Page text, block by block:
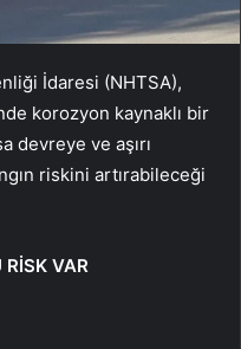
İdaresi (NHTSA),
korozyon kaynaklı bir
devreye ve aşırı
riskini artırabileceği
VAR